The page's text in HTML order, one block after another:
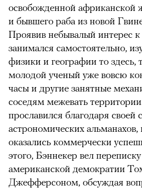
освобожденной
и бывшего раба из новой
Проявив небывалый интерес к
занимался самостоятельно,
физики и географии то здесь,
молодой ученый уже вовсю
часы и другие занятные
соседям межевать
прославился благодаря своей
астрономических альманахов,
оказались коммерчески
этого, Бэннекер вел
американской демократии
Джефферсоном, обсуждая